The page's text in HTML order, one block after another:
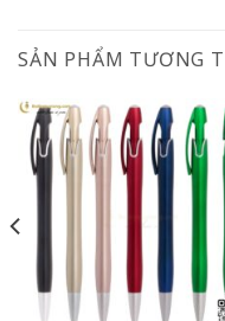
SẢN PHẨM TƯƠNG